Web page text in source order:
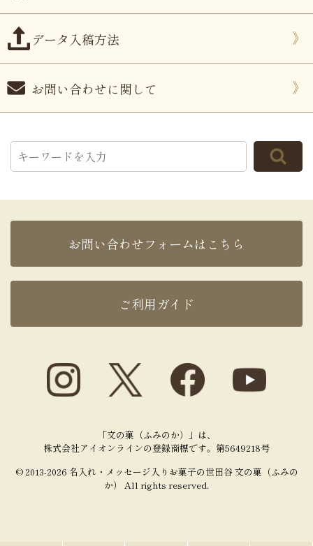
データ入稿方法
お問い合わせに関して
お問い合わせフォームはこちら
ご利用ガイド
「文の菓（ふみのか）」は、
株式会社アイオンラインの登録商標です。第5649218号
© 2013-2026 名入れ・メッセージ入りお菓子の世田谷 文の菓（ふみの
か） All rights reserved.